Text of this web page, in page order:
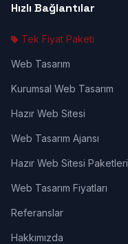
Hızlı Bağlantılar
Tek Fiyat Paketi
Web Tasarım
Kurumsal Web Tasarım
Hazır Web Sitesi
Web Tasarım Ajansı
Hazır Web Sitesi Paketleri
Web Tasarım Fiyatları
Referanslar
Hakkımızda